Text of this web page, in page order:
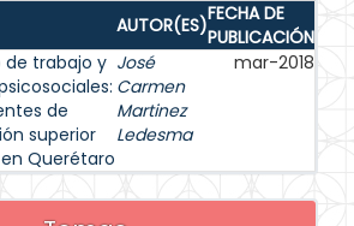
AUTOR(ES)FECHA DE
PUBLICACIÓN
de trabajo y
de
superior
Querétaro
José
Carmen
Martinez
Ledesma
mar-2018